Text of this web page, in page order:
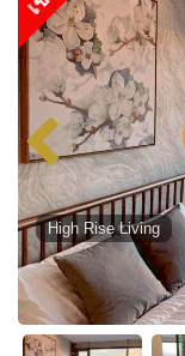
High Rise Living